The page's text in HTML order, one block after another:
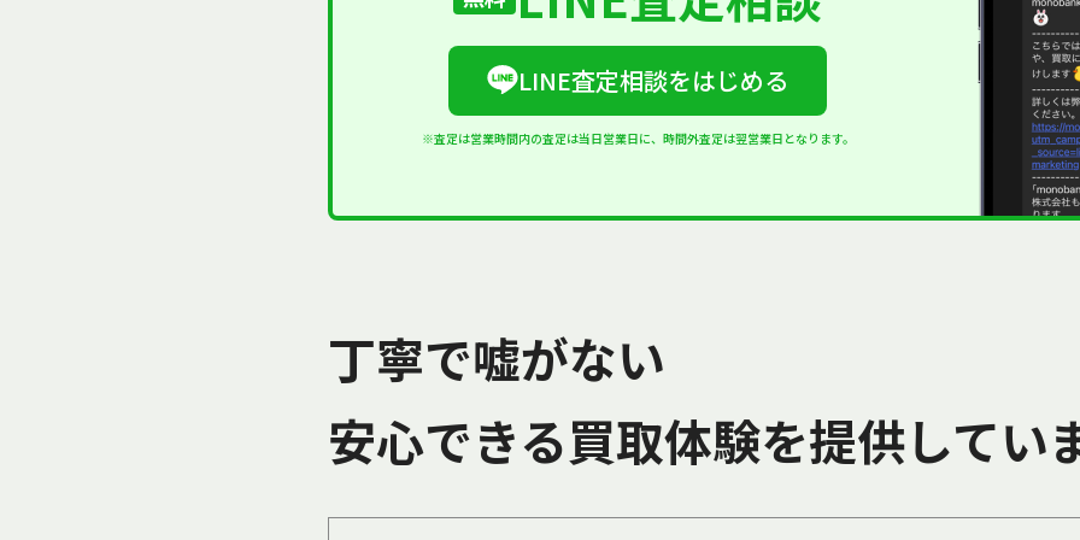
LINE査定相談をはじめる
※査定は営業時間内の査定は当日営業日に、時間外査定は翌営業日となります。
丁寧で嘘がない
安心できる買取体験を提供してい